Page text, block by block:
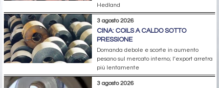
Hedland
3 agosto 2026
CINA: COILS A CALDO SOTTO
PRESSIONE
Domanda debole e scorte in aumento
pesano sul mercato interno; l’export arretra
più lentamente
3 agosto 2026